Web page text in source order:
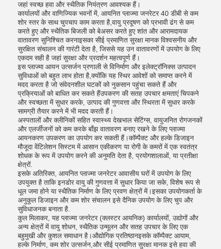
जहां स्वच्छ हवा और स्थैतिक नियंत्रण आवश्यक हैं।
कार्यालयों और वाणिज्यिक भवनों में, आयनित प्लाज्मा जनरेटर 40 डीबी से कम
शोर स्तर के साथ चुपचाप काम करता है,वायु प्रदूषण को प्रभावी ढंग से कम
करते हुए और स्थैतिक बिजली को बेअसर करते हुए शांत और आरामदायक
वातावरण सुनिश्चित करनाइसका सीई प्रमाणित सुरक्षा मानक विश्वसनीय और
सुरक्षित संचालन की गारंटी देता है, जिससे यह उन वातावरणों में उपयोग के लिए
एकदम सही है जहां सुरक्षा और प्रदर्शन महत्वपूर्ण हैं।
इस प्लाज्मा आयन उत्सर्जन प्रणाली से विनिर्माण और इलेक्ट्रॉनिक्स उत्पादन
सुविधाओं को बहुत लाभ होता है,क्योंकि यह स्थिर आवेशों को समाप्त करने में
मदद करता है जो संवेदनशील घटकों को नुकसान पहुंचा सकते हैं और
प्रक्रियाओं को बाधित कर सकते हैंउपकरण की सतह उपचार क्षमताएं चिपकने
और स्वच्छता में सुधार करके, उत्पाद की गुणवत्ता और स्थिरता में सुधार करके
सामग्री तैयार करने में भी मदद करती हैं।
अस्पतालों और क्लीनिकों सहित स्वास्थ्य देखभाल सेटिंग्स, वायुजनित रोगजनकों
और एलर्जीजनों को कम करके बाँझ वातावरण बनाए रखने के लिए प्लाज्मा
आयनकरण उपकरण का उपयोग कर सकती हैं।कॉम्पैक्ट और हल्के डिजाइन
मौजूदा वेंटिलेशन सिस्टम में आसान एकीकरण या रोगी के कमरों में एक स्वतंत्र
शोधक के रूप में उपयोग करने की अनुमति देता है, प्रयोगशालाओं, या प्रतीक्षा
क्षेत्रों.
इसके अतिरिक्त, आयनित प्लाज्मा जनरेटर आवासीय घरों में उपयोग के लिए
उपयुक्त है ताकि इनडोर वायु की गुणवत्ता में सुधार किया जा सके, विशेष रूप से
धूल जमा होने या स्थैतिक निर्माण के लिए प्रवण क्षेत्रों में।इसका उपयोगकर्ता के
अनुकूल डिजाइन और कम शोर संचालन इसे दैनिक उपयोग के लिए चुप और
सुविधाजनक बनाता है.
कुल मिलाकर, यह प्लाज्मा जनरेटर (क्लस्टर आयनिक) कार्यालयों, उद्योगों और
अन्य क्षेत्रों में वायु शोधन, स्थैतिक उन्मूलन और सतह उपचार के लिए एक
बहुमुखी और कुशल समाधान है।औद्योगिक प्रतिष्ठानइसके कॉम्पैक्ट आयाम,
हल्के निर्माण, कम शोर उत्सर्जन,और सीई प्रमाणित सुरक्षा मानक इसे हवा की